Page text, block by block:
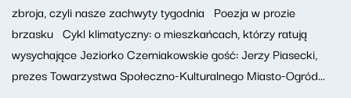
zbroja, czyli nasze zachwyty tygodnia Poezja w prozie
brzasku Cykl klimatyczny: o mieszkańcach, którzy ratują
wysychające Jeziorko Czerniakowskie gość: Jerzy Piasecki,
prezes Towarzystwa Społeczno-Kulturalnego Miasto-Ogród...